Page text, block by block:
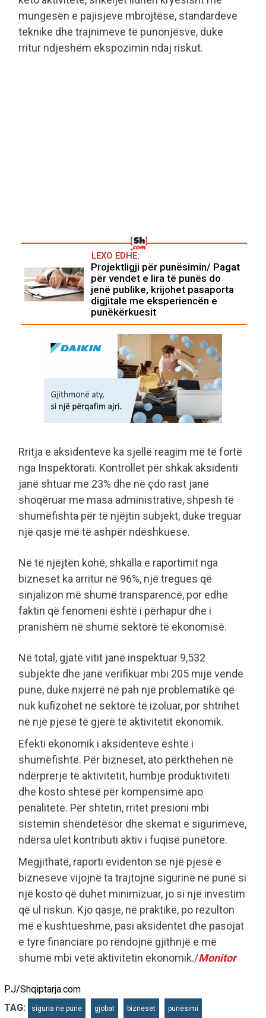
mungesën e pajisjeve mbrojtëse, standardeve
teknike dhe trajnimeve të punonjësve, duke
rritur ndjeshëm ekspozimin ndaj riskut.
LEXO EDHE:
Projektligji për punësimin/ Pagat
për vendet e lira të punës do
jenë publike, krijohet pasaporta
digjitale me eksperiencën e
punëkërkuesit
Rritja e aksidenteve ka sjellë reagim më të fortë
nga Inspektorati. Kontrollet për shkak aksidenti
janë shtuar me 23% dhe në çdo rast janë
shoqëruar me masa administrative, shpesh të
shumëfishta për të njëjtin subjekt, duke treguar
një qasje më të ashpër ndëshkuese.
Në të njëjtën kohë, shkalla e raportimit nga
bizneset ka arritur në 96%, një tregues që
sinjalizon më shumë transparencë, por edhe
faktin që fenomeni është i përhapur dhe i
pranishëm në shumë sektorë të ekonomisë.
Në total, gjatë vitit janë inspektuar 9,532
subjekte dhe janë verifikuar mbi 205 mijë vende
pune, duke nxjerrë në pah një problematikë që
nuk kufizohet në sektorë të izoluar, por shtrihet
në një pjesë të gjerë të aktivitetit ekonomik.
Efekti ekonomik i aksidenteve është i
shumëfishtë. Për bizneset, ato përkthehen në
ndërprerje të aktivitetit, humbje produktiviteti
dhe kosto shtesë për kompensime apo
penalitete. Për shtetin, rritet presioni mbi
sistemin shëndetësor dhe skemat e sigurimeve,
ndërsa ulet kontributi aktiv i fuqisë punëtore.
Megjithatë, raporti evidenton se një pjesë e
bizneseve vijojnë ta trajtojnë sigurinë në punë si
një kosto që duhet minimizuar, jo si një investim
që ul riskun. Kjo qasje, në praktikë, po rezulton
më e kushtueshme, pasi aksidentet dhe pasojat
e tyre financiare po rëndojnë gjithnjë e më
shumë mbi vetë aktivitetin ekonomik./Monitor
P.J/Shqiptarja.com
TAG:
siguria ne pune gjobat bizneset punesimi